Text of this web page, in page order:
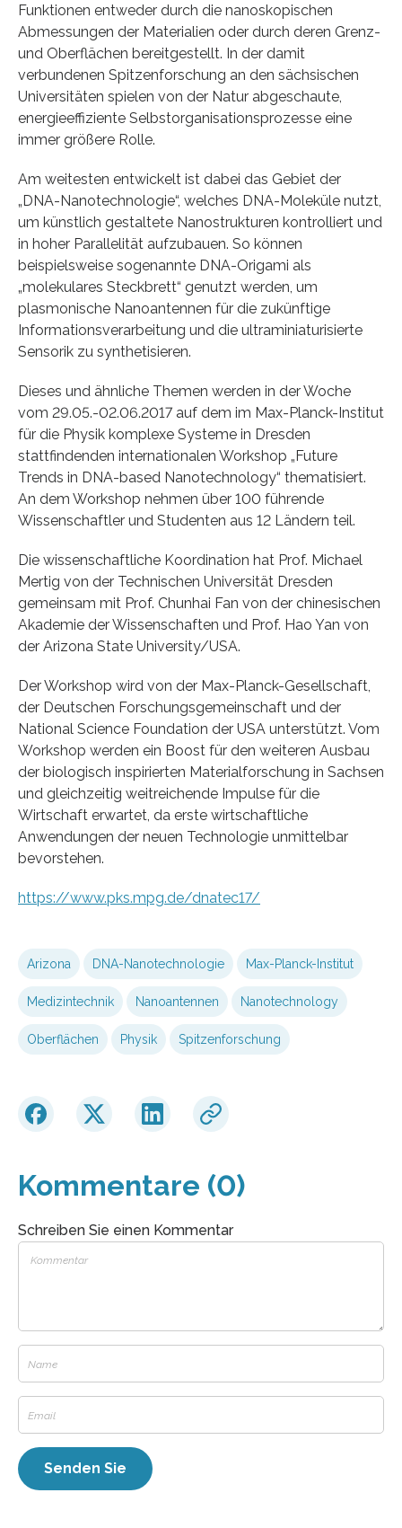
Funktionen entweder durch die nanoskopischen
Abmessungen der Materialien oder durch deren Grenz-
und Oberflächen bereitgestellt. In der damit
verbundenen Spitzenforschung an den sächsischen
Universitäten spielen von der Natur abgeschaute,
energieeffiziente Selbstorganisationsprozesse eine
immer größere Rolle.
Am weitesten entwickelt ist dabei das Gebiet der
„DNA-Nanotechnologie“, welches DNA-Moleküle nutzt,
um künstlich gestaltete Nanostrukturen kontrolliert und
in hoher Parallelität aufzubauen. So können
beispielsweise sogenannte DNA-Origami als
„molekulares Steckbrett“ genutzt werden, um
plasmonische Nanoantennen für die zukünftige
Informationsverarbeitung und die ultraminiaturisierte
Sensorik zu synthetisieren.
Dieses und ähnliche Themen werden in der Woche
vom 29.05.-02.06.2017 auf dem im Max-Planck-Institut
für die Physik komplexe Systeme in Dresden
stattfindenden internationalen Workshop „Future
Trends in DNA-based Nanotechnology“ thematisiert.
An dem Workshop nehmen über 100 führende
Wissenschaftler und Studenten aus 12 Ländern teil.
Die wissenschaftliche Koordination hat Prof. Michael
Mertig von der Technischen Universität Dresden
gemeinsam mit Prof. Chunhai Fan von der chinesischen
Akademie der Wissenschaften und Prof. Hao Yan von
der Arizona State University/USA.
Der Workshop wird von der Max-Planck-Gesellschaft,
der Deutschen Forschungsgemeinschaft und der
National Science Foundation der USA unterstützt. Vom
Workshop werden ein Boost für den weiteren Ausbau
der biologisch inspirierten Materialforschung in Sachsen
und gleichzeitig weitreichende Impulse für die
Wirtschaft erwartet, da erste wirtschaftliche
Anwendungen der neuen Technologie unmittelbar
bevorstehen.
https://www.pks.mpg.de/dnatec17/
Arizona DNA-Nanotechnologie Max-Planck-Institut
Medizintechnik Nanoantennen Nanotechnology
Oberflächen Physik Spitzenforschung
Kommentare (0)
Schreiben Sie einen Kommentar